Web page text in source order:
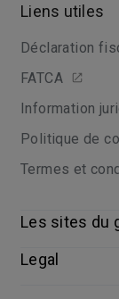
Liens utiles
Déclaration
FATCA
Information
Politique de
Termes et
Les sites du
Legal